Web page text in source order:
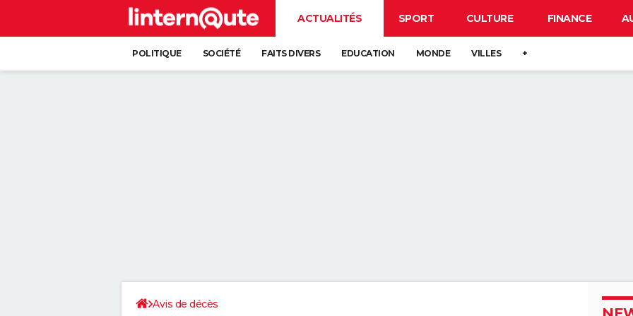
ACTUALITÉS SPORT CULTURE FINANCE
POLITIQUE SOCIÉTÉ FAITS DIVERS EDUCATION MONDE VILLES +
Avis de décès